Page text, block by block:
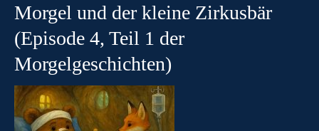
Morgel und der kleine Zirkusbär
(Episode 4, Teil 1 der
Morgelgeschichten)